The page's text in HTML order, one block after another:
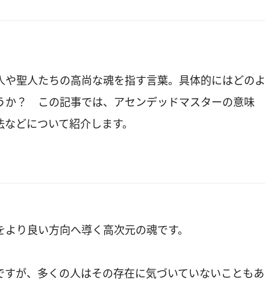
聖人たちの高尚な魂を指す言葉。具体的にはどのよ
か？ この記事では、アセンデッドマスターの意味
どについて紹介します。
り良い方向へ導く高次元の魂です。
が、多くの人はその存在に気づいていないこともあ